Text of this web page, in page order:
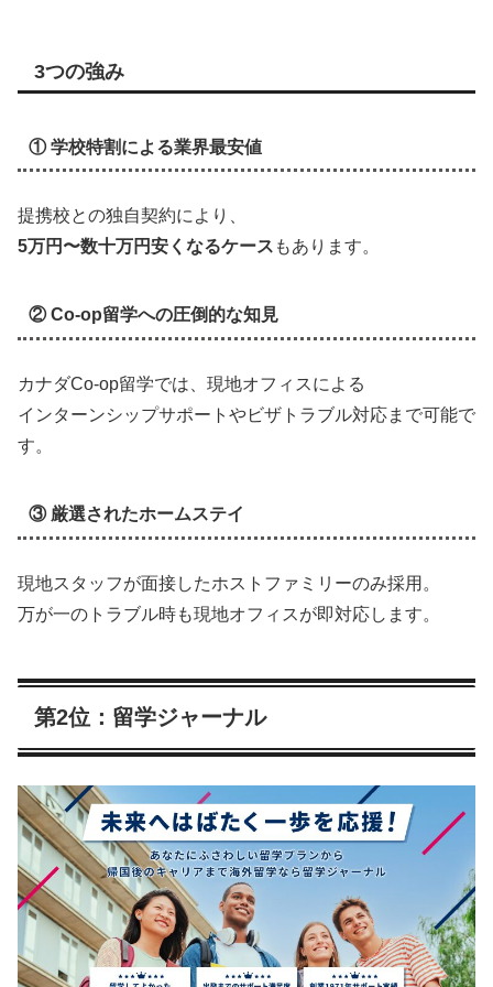
3つの強み
① 学校特割による業界最安値
提携校との独自契約により、
5万円〜数十万円安くなるケース もあります。
② Co-op留学への圧倒的な知見
カナダCo-op留学では、現地オフィスによる
インターンシップサポートやビザトラブル対応まで可能で
す。
③ 厳選されたホームステイ
現地スタッフが面接したホストファミリーのみ採用。
万が一のトラブル時も現地オフィスが即対応します。
第2位：留学ジャーナル